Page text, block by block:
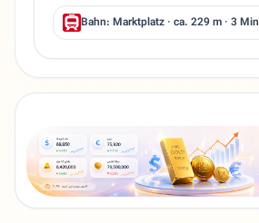
Bahn: Marktplatz · ca. 229 m · 3 Min